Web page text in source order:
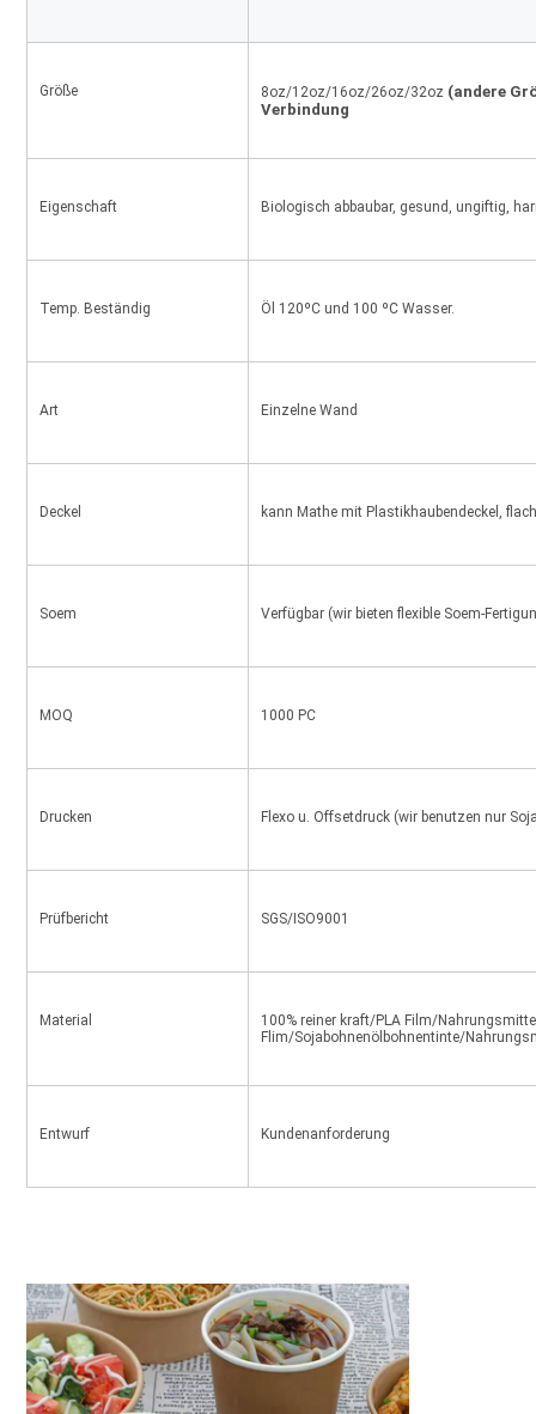
Größe 8oz/12oz/16oz/26oz/32oz (andere
Verbindung
Eigenschaft Biologisch abbaubar, gesund, ungiftig,
Temp. Beständig Öl 120ºC und 100 ºC Wasser.
Art Einzelne Wand
Deckel kann Mathe mit Plastikhaubendeckel,
Soem Verfügbar (wir bieten flexible Soem-
MOQ 1000 PC
Drucken Flexo u. Offsetdruck (wir benutzen nur
Prüfbericht SGS/ISO9001
Material
100% reiner kraft/PLA Film/
Flim/Sojabohnenölbohnentinte/
Entwurf Kundenanforderung